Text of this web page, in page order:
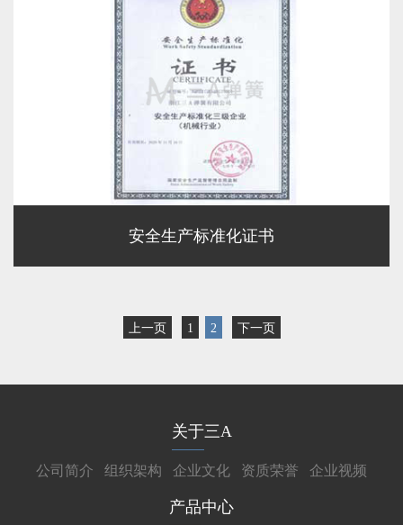
安全生产标准化证书
上一页 1 2 下一页
关于三A
公司简介 组织架构 企业文化 资质荣誉 企业视频
产品中心